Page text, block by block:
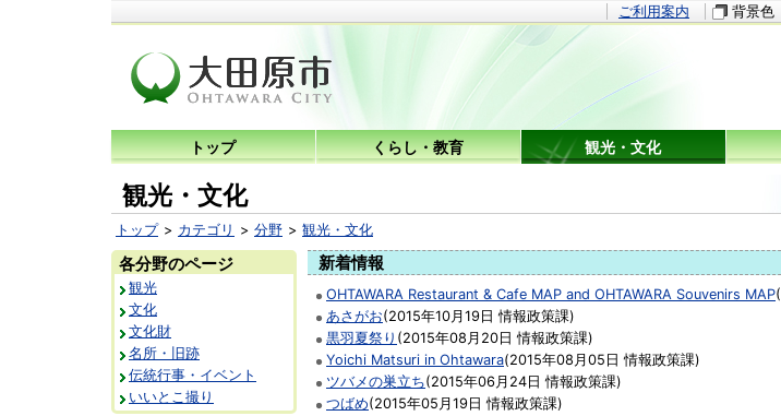
ご利用案内 背景色
トップ くらし・教育 観光・文化
観光・文化
トップ カテゴリ 分野
観光・文化
OHTAWARA Restaurant & Cafe MAP and OHTAWARA Souvenirs MAP(
あさがお(2015年10月19日 情報政策課)
黒羽夏祭り (2015年08月20日 情報政策課)
Yoichi Matsuri in Ohtawara(2015年08月05日 情報政策課)
ツバメの巣立ち(2015年06月24日 情報政策課)
つばめ(2015年05月19日 情報政策課)
各分野のページ
観光
文化
文化財
名所・旧跡
伝統行事・イベント
いいとこ撮り